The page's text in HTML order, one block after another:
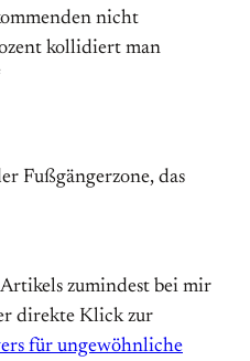
nicht
kollidiert man
Fußgängerzone, das
zumindest bei mir
direkte Klick zur
für ungewöhnliche